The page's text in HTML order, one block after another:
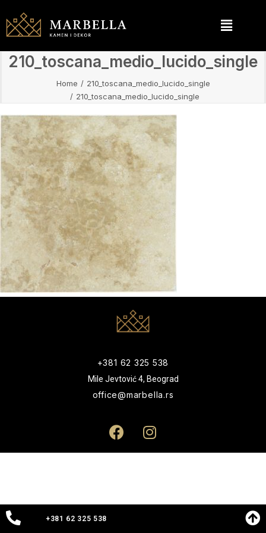
210_toscana_medio_lucido_single
Home
210_toscana_medio_lucido_single
210_toscana_medio_lucido_single
+381 62 325 538
+381 62 325 538
Mile Jevtović 4, Beograd
office@marbella.rs